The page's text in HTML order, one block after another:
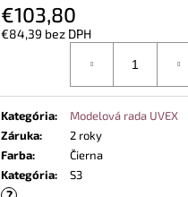
€103,80
€84,39 bez DPH
Kategória:
Modelová rada UVEX
Záruka:
2 roky
Farba:
Čierna
Kategória: S3